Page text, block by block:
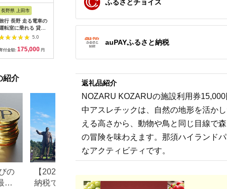
長野県 上田市
行 長野 走る電車の
転室に乗れる 貸切
列車でお仕事体験 体
験 チケット 電車 鉄道
車 サービス 子供 子
5.0
付金額: 175,000 円
るさと納税
岐阜県 可児市
富士カントリー可児ク
5.0
500,000
伊東園ホテル・伊東園
1泊2日2食付き(1名様
159-2009-
紹介
の
大
【2026年最新版】ふるさと
納税でディズニー返礼品は
で30万円寄付できる
ふるさとチョイス
auPAYふるさと納税
返礼品紹介
NOZARU KOZARUの施設利用券
中アスレチックは、自然の地形を活か
える高さから、動物や鳥と同じ目線で
の冒険を味わえます。那須ハイランド
なアクティビティです。